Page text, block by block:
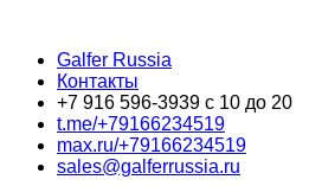
Galfer Russia
Контакты
+7 916 596-3939 с 10 до 20
t.me/+79166234519
max.ru/+79166234519
sales@galferrussia.ru